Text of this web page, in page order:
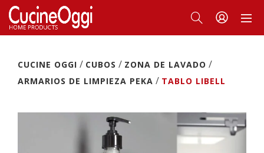
CUCINE OGGI / CUBOS / ZONA DE LAVADO /
ARMARIOS DE LIMPIEZA PEKA / TABLO LIBELL